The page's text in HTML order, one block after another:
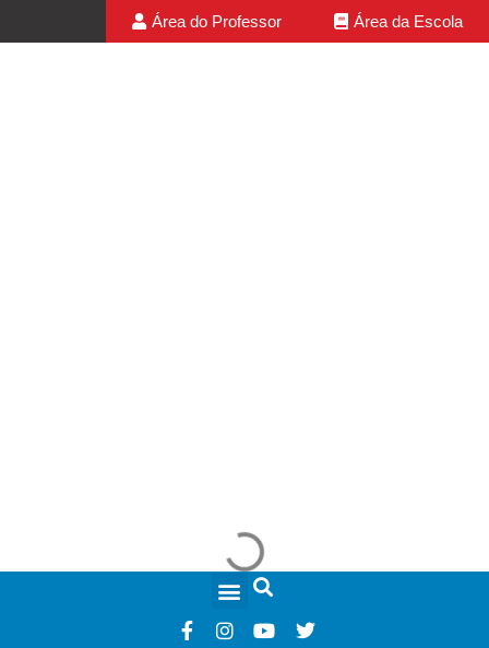
Área do Professor Área da Escola